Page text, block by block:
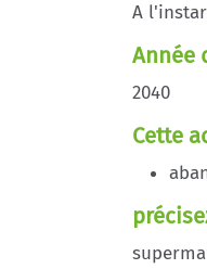
A
Année
2040
Cette